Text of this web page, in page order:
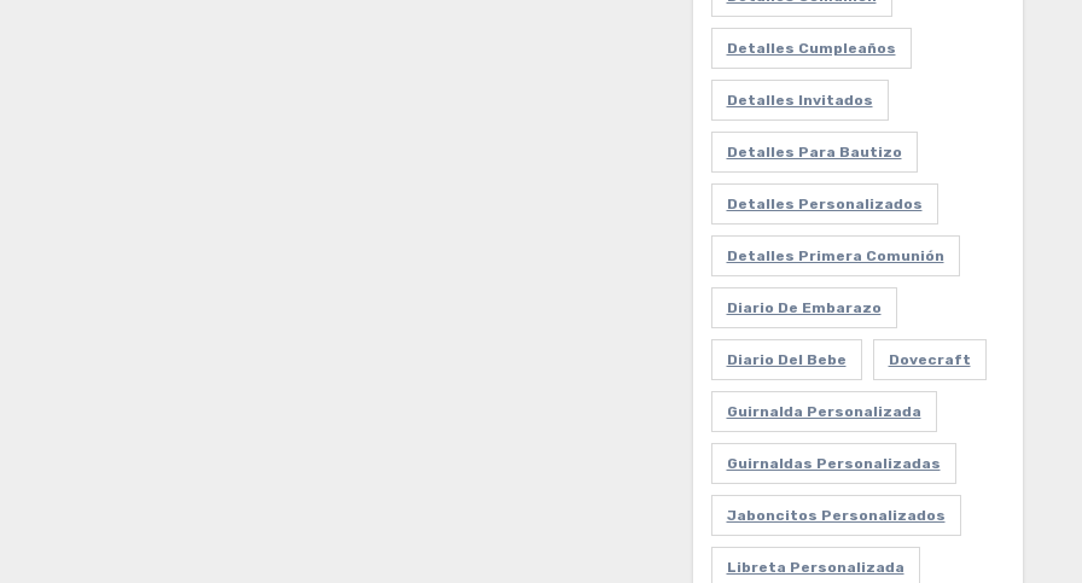
Detalles Cumpleaños
Detalles Invitados
Detalles Para Bautizo
Detalles Personalizados
Detalles Primera Comunión
Diario De Embarazo
Diario Del Bebe Dovecraft
Guirnalda Personalizada
Guirnaldas Personalizadas
Jaboncitos Personalizados
Libreta Personalizada